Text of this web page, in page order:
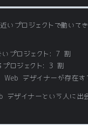
プロジェクトで働いて
プロジェクト: 7 割
プロジェクト: 3 割
Web デザイナーが存在
デザイナーという人に出